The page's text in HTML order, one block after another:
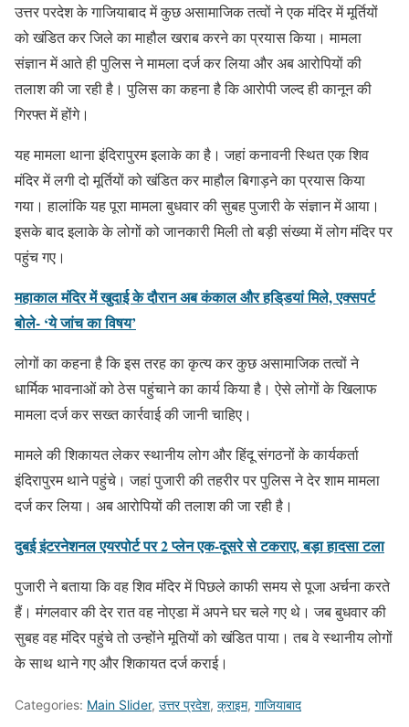
उत्तर परदेश के गाजियाबाद में कुछ असामाजिक तत्वों ने एक मंदिर में मूर्तियों
को खंडित कर जिले का माहौल खराब करने का प्रयास किया। मामला
संज्ञान में आते ही पुलिस ने मामला दर्ज कर लिया और अब आरोपियों की
तलाश की जा रही है। पुलिस का कहना है कि आरोपी जल्द ही कानून की
गिरफ्त में होंगे।
यह मामला थाना इंदिरापुरम इलाके का है। जहां कनावनी स्थित एक शिव
मंदिर में लगी दो मूर्तियों को खंडित कर माहौल बिगाड़ने का प्रयास किया
गया। हालांकि यह पूरा मामला बुधवार की सुबह पुजारी के संज्ञान में आया।
इसके बाद इलाके के लोगों को जानकारी मिली तो बड़ी संख्या में लोग मंदिर पर
पहुंच गए।
महाकाल मंदिर में खुदाई के दौरान अब कंकाल और हडि्डयां मिले, एक्सपर्ट
बोले- ‘ये जांच का विषय’
लोगों का कहना है कि इस तरह का कृत्य कर कुछ असामाजिक तत्वों ने
धार्मिक भावनाओं को ठेस पहुंचाने का कार्य किया है। ऐसे लोगों के खिलाफ
मामला दर्ज कर सख्त कार्रवाई की जानी चाहिए।
मामले की शिकायत लेकर स्थानीय लोग और हिंदू संगठनों के कार्यकर्ता
इंदिरापुरम थाने पहुंचे। जहां पुजारी की तहरीर पर पुलिस ने देर शाम मामला
दर्ज कर लिया। अब आरोपियों की तलाश की जा रही है।
दुबई इंटरनेशनल एयरपोर्ट पर 2 प्लेन एक-दूसरे से टकराए, बड़ा हादसा टला
पुजारी ने बताया कि वह शिव मंदिर में पिछले काफी समय से पूजा अर्चना करते
हैं। मंगलवार की देर रात वह नोएडा में अपने घर चले गए थे। जब बुधवार की
सुबह वह मंदिर पहुंचे तो उन्होंने मूतियों को खंडित पाया। तब वे स्थानीय लोगों
के साथ थाने गए और शिकायत दर्ज कराई।
Categories: Main Slider, उत्तर प्रदेश, क्राइम, गाजियाबाद